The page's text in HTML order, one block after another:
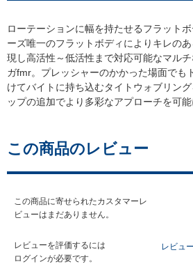
ローテーションに幅を持たせるフラット
ーズ唯一のフラットボディによりキレの
現し高活性～低活性まで対応可能なマル
ガfmr。プレッシャーのかかった場面でも
けてバイトに持ち込むタイトウォブリン
ップの追加でより多彩なアプローチを可能
この商品のレビュー
この商品に寄せられたカスタマーレ
ビューはまだありません。
レビューを評価するには
ログインが必要です。
レビュ